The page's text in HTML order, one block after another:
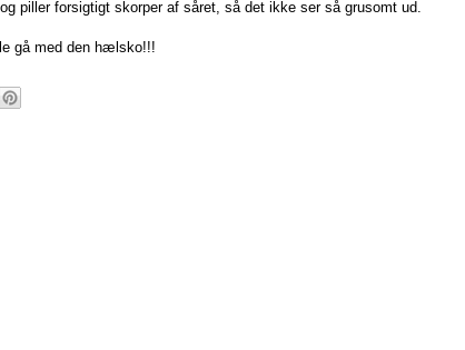
piller forsigtigt skorper af såret, så det ikke ser så grusomt ud.
gå med den hælsko!!!